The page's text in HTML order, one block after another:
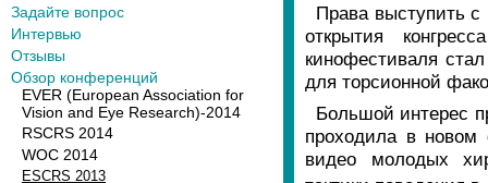
Задайте вопрос
Интервью
Отзывы
Обзор конференций
EVER (European Association for
Vision and Eye Research)-2014
RSCRS 2014
WOC 2014
ESCRS 2013
Права выступить с
открытия
кинофестиваля
для торсионной
Большой интерес
проходила в новом
видео молодых